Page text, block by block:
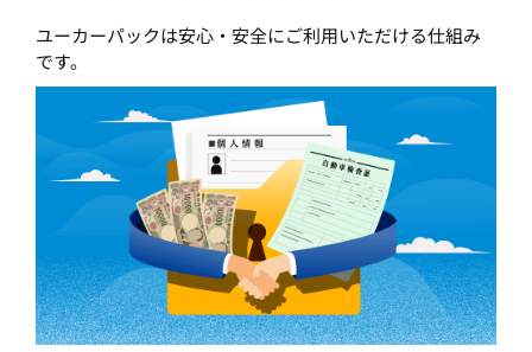
ユーカーパックは安心・安全にご利用いただける仕組み
です。